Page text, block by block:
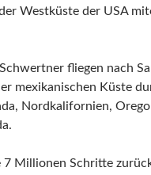
Westküste der USA
fliegen nach
mexikanischen Küste
Nordkalifornien,
7 Millionen Schritte